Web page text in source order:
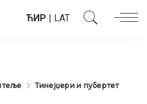
ЋИР | LAT
Тинејџери и пубертет